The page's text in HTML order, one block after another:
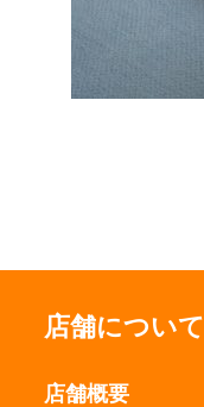
店舗について
店舗概要